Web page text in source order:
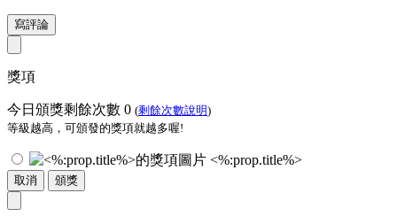
寫評論
獎項
今日頒獎剩餘次數 0 (剩餘次數說明)
等級越高，可頒發的獎項就越多喔!
<%:prop.title%>
取消 頒獎